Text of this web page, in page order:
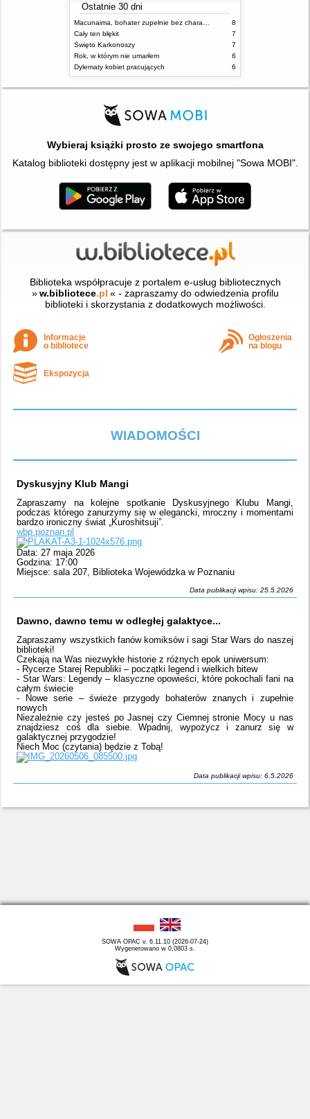
Ostatnie 30 dni
8
Cały ten błękit
7
Święto Karkonoszy
7
Rok, w którym nie umarłem
6
Dylematy kobiet pracujących
6
Wybieraj książki prosto ze swojego smartfona
Katalog biblioteki dostępny jest w aplikacji mobilnej "Sowa MOBI".
Biblioteka współpracuje z portalem e-usług bibliotecznych
» w.bibliotece.pl « - zapraszamy do odwiedzenia profilu
biblioteki i skorzystania z dodatkowych możliwości.
Informacje
o bibliotece
Ogłoszenia
na blogu
Ekspozycja
WIADOMOŚCI
Dyskusyjny Klub Mangi
Zapraszamy na kolejne spotkanie Dyskusyjnego Klubu Mangi,
podczas którego zanurzymy się w elegancki, mroczny i momentami
bardzo ironiczny świat „Kuroshitsuji”.
wbp.poznan.pl
Data: 27 maja 2026
Godzina: 17:00
Miejsce: sala 207, Biblioteka Wojewódzka w Poznaniu
Data publikacji wpisu: 25.5.2026
Dawno, dawno temu w odległej galaktyce...
Zapraszamy wszystkich fanów komiksów i sagi Star Wars do naszej
biblioteki!
Czekają na Was niezwykłe historie z różnych epok uniwersum:
- Rycerze Starej Republiki – początki legend i wielkich bitew
- Star Wars: Legendy – klasyczne opowieści, które pokochali fani na
całym świecie
- Nowe serie – świeże przygody bohaterów znanych i zupełnie
nowych
Niezależnie czy jesteś po Jasnej czy Ciemnej stronie Mocy u nas
znajdziesz coś dla siebie. Wpadnij, wypożycz i zanurz się w
galaktycznej przygodzie!
Niech Moc (czytania) będzie z Tobą!
Data publikacji wpisu: 6.5.2026
SOWA OPAC v. 6.11.10 (2026-07-24)
Wygenerowano w 0,0803 s.